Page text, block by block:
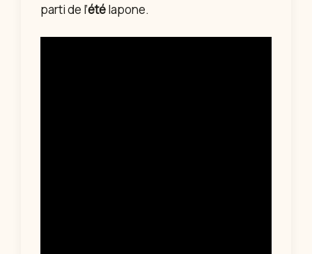
parti de l’étélapone.